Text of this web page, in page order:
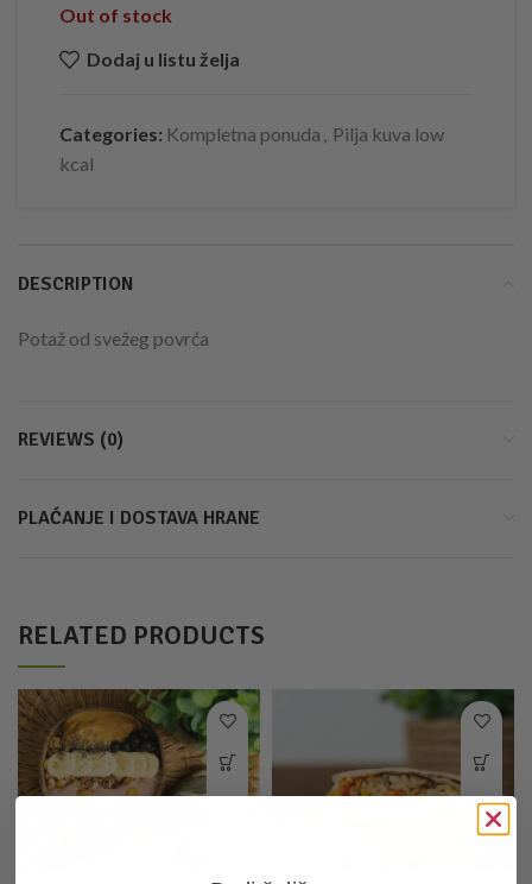
Out of stock
Dodaj u listu želja
Categories: Kompletna ponuda
Pilja kuva low
kcal
DESCRIPTION
Potaž od svežeg povrća
REVIEWS (0)
PLAĆANJE I DOSTAVA HRANE
RELATED PRODUCTS